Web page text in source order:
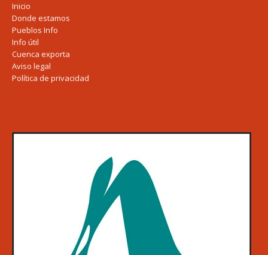
Inicio
Donde estamos
Pueblos Info
Info útil
Cuenca exporta
Aviso legal
Política de privacidad